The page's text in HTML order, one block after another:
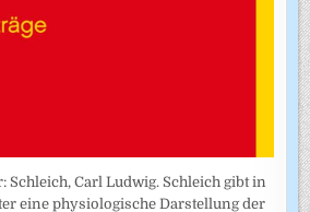
Schleich, Carl Ludwig. Schleich gibt in
eine physiologische Darstellung der